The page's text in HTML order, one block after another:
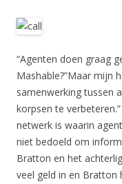
“Agenten doen graag
Mashable?”Maar mijn
samenwerking tussen
korpsen te
netwerk is waarin
niet bedoeld om
Bratton en het
veel geld in en Bratton